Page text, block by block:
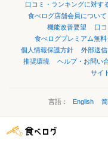
口コミ・ランキングに対す
食べログ店舗会員について
機能改善要望
口
食べログプレミアム無料
個人情報保護方針
外部送信
推奨環境
ヘルプ・お問い
サイ
言語： English